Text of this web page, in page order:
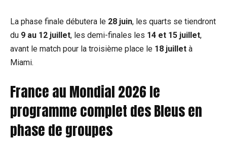
La phase finale débutera le 28 juin, les quarts se tiendront
du 9 au 12 juillet, les demi-finales les 14 et 15 juillet,
avant le match pour la troisième place le 18 juillet à
Miami.
France au Mondial 2026 le
programme complet des Bleus en
phase de groupes